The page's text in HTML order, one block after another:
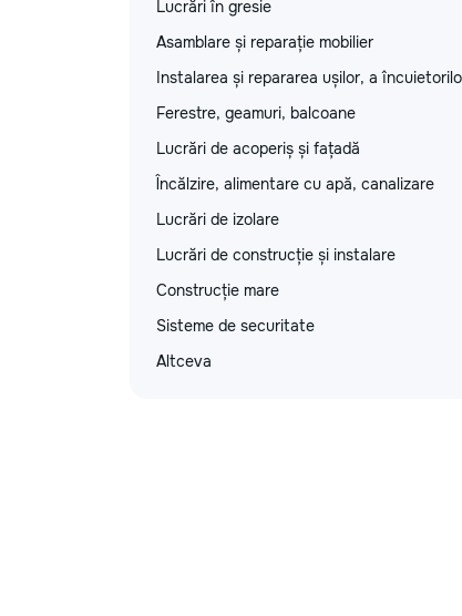
Lucrări în gresie
Asamblare și reparație mobilier
Instalarea și repararea ușilor, a
Ferestre, geamuri, balcoane
Lucrări de acoperiș și fațadă
Încălzire, alimentare cu apă, canalizare
Lucrări de izolare
Lucrări de construcție și instalare
Construcție mare
Sisteme de securitate
Altceva